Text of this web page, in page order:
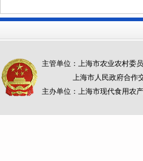
主管单位：上海市农业农村委
上海市人民政府合作交
主办单位：上海市现代食用农